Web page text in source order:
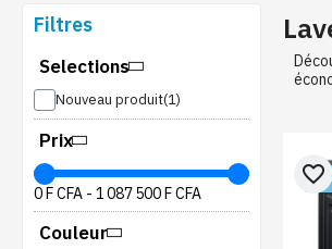
Filtres
Selections
Nouveau produit
Prix
0 F CFA - 1 087 500 F CFA
Couleur
favorite_border